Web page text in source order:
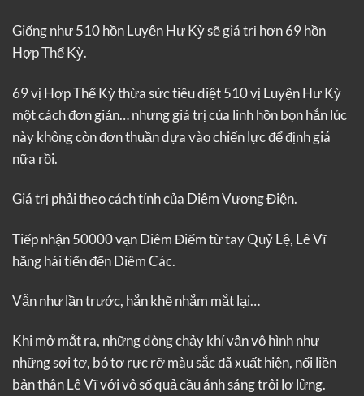
Giống như 510 hồn Luyện Hư Kỳ sẽ giá trị hơn 69 hồn
Hợp Thể Kỳ.
69 vị Hợp Thể Kỳ thừa sức tiêu diệt 510 vị Luyện Hư Kỳ
một cách đơn giản… nhưng giá trị của linh hồn bọn hắn lúc
này không còn đơn thuần dựa vào chiến lực để định giá
nữa rồi.
Giá trị phải theo cách tính của Diêm Vương Điện.
Tiếp nhận 50000 vạn Diêm Điểm từ tay Quỷ Lệ, Lê Vĩ
hăng hái tiến đến Diêm Các.
Vẫn như lần trước, hắn khẽ nhắm mắt lại…
Khi mở mắt ra, những dòng chảy khí vận vô hình như
những sợi tơ, bó tơ rực rỡ màu sắc đã xuất hiện, nối liền
bản thân Lê Vĩ với vô số quả cầu ánh sáng trôi lơ lửng.